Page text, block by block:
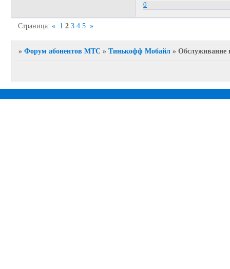
0
Страница:« 1 2 3 4 5 »
»Форум абонентов МТС »Тинькофф Мобайл »